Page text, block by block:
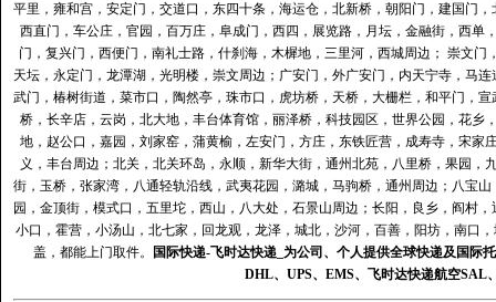
平里，雍和宫，安定门，交道口，东四十条，海运仓，北新桥，朝阳门，建国门
西直门，车公庄，官园，百万庄，阜成门，西四，展览路，月坛，金融街，西
门，复兴门，西便门，南礼士路，什刹海，木樨地，三里河，西城周边； 崇文
天坛，永定门，龙潭湖，光明楼，崇文周边；广安门，外广安门，内天宁寺，马
武门，椿树街道，菜市口，陶然亭，珠市口，虎坊桥，天桥，大栅栏，和平门，
桥，长辛店，云岗，北大地，丰台体育馆，丽泽桥，科技园区，世界公园，花
地，赵公口，嘉园，刘家窑，蒲黄榆，左安门，方庄，东铁匠营，成寿寺，宋
义，丰台周边；北关，北关环岛，永顺，新华大街，通州北苑，八里桥，果园
街，玉桥，张家湾，八通轻轨沿线，武夷花园，潞城，马驹桥，通州周边；八宝
园，金顶街，模式口，五里坨，西山，八大处，石景山周边；长阳，良乡，阎村
小口，霍营，小汤山，北七家，回龙观，龙泽，城北，沙河，百善，阳坊，南口
盖，都能上门取件。
国际快递-飞时达快递_为公司、个人提供全球快递及国际
DHL、 UPS、 EMS、 飞时达快递航空SAL